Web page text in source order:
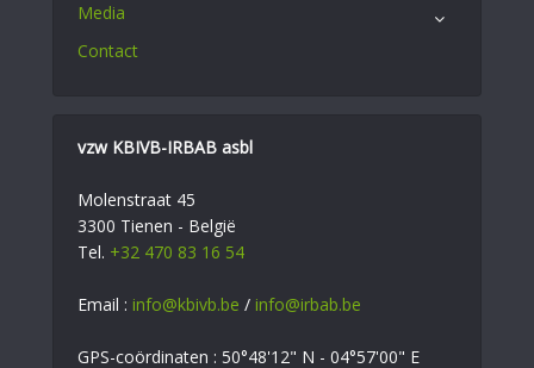
Media
Contact
vzw KBIVB-IRBAB asbl
Molenstraat 45
3300 Tienen - België
Tel. +32 470 83 16 54
Email : info@kbivb.be / info@irbab.be
GPS-coördinaten : 50°48'12" N - 04°57'00" E